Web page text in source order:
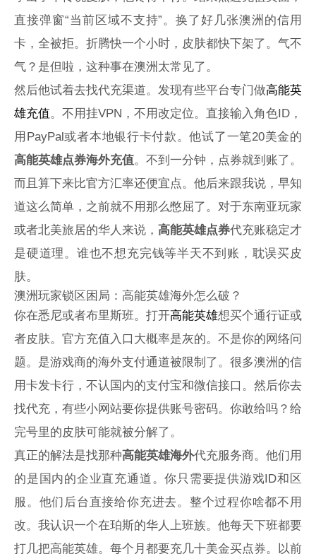
直接弹窗“当前区域不支持”。换了好几张澳洲的信用
卡，全被拒。折腾快一个小时，皮肤都快下架了。气不
气？是但啦，这种事在澳洲太常见了。
然后他试着去找代充渠道。发现有些平台专门做高能英
雄充值。不用挂VPN，不用改定位。直接输入角色ID，
用PayPal或者本地银行卡付款。他试了一笔20美金的
高能英雄点券海外充值。不到一分钟，点券就到账了。
而且算下来比官方汇率还便宜点。他后来跟我说，早知
道这么简单，之前就不用那么憋屈了。对于东南亚玩家
或者北美旅居的华人来说， 高能英雄点券代充账稳定才
是硬道理。谁也不想充完钱等半天不到账，耽误买皮
肤。
澳洲玩家锁区困局：高能英雄海外怎么破？
你在悉尼或者布里斯班。打开高能英雄想买个通行证或
者皮肤。官方充值入口大概率是灰的。不是你的网络问
题。是游戏商的海外支付通道被限制了。很多澳洲的信
用卡发卡行，不认国内的支付宝和微信接口。然后你去
找代充，有些小网站要你提供账号密码。你敢给吗？给
完号里的皮肤可能就被分解了。
真正的解法是找那种高能英雄海外代充服务商。他们用
的是国内的企业直充通道。你只需要提供游戏ID和区
服。他们后台直接给你充进去。整个过程你啥都不用
改。我认识一个在珀斯的华人上班族。他每天下班都要
打几把高能英雄。每个月都要充几十美金买点券。以前